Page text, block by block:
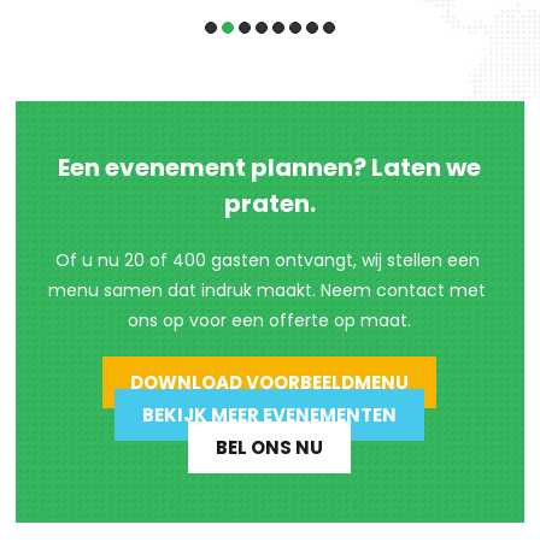
Een evenement plannen? Laten we
praten.
Of u nu 20 of 400 gasten ontvangt, wij stellen een
menu samen dat indruk maakt. Neem contact met
ons op voor een offerte op maat.
DOWNLOAD VOORBEELDMENU
BEKIJK MEER EVENEMENTEN
BEL ONS NU